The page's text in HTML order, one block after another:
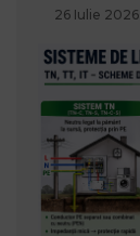
26 Iulie 2026